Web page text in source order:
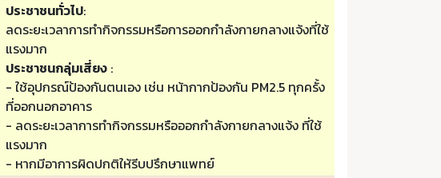
ประชาชนทั่วไป:
ลดระยะเวลาการทำกิจกรรมหรือการออกกำลังกายกลางแจ้งที่ใช้
แรงมาก
ประชาชนกลุ่มเสี่ยง :
- ใช้อุปกรณ์ป้องกันตนเอง เช่น หน้ากากป้องกัน PM2.5 ทุกครั้ง
ที่ออกนอกอาคาร
- ลดระยะเวลาการทำกิจกรรมหรือออกกำลังกายกลางแจ้ง ที่ใช้
แรงมาก
- หากมีอาการผิดปกติให้รีบปรึกษาแพทย์